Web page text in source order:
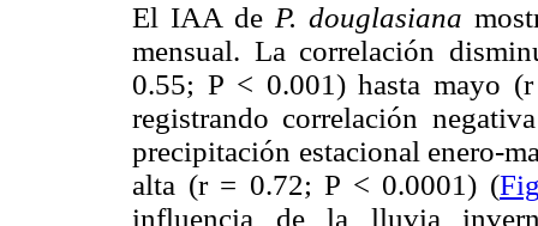
El IAA de P. douglasiana
mensual. La correlación
0.55; P < 0.001) hasta mayo
registrando correlación
precipitación estacional enero-
alta (r = 0.72; P < 0.0001) (
influencia de la lluvia